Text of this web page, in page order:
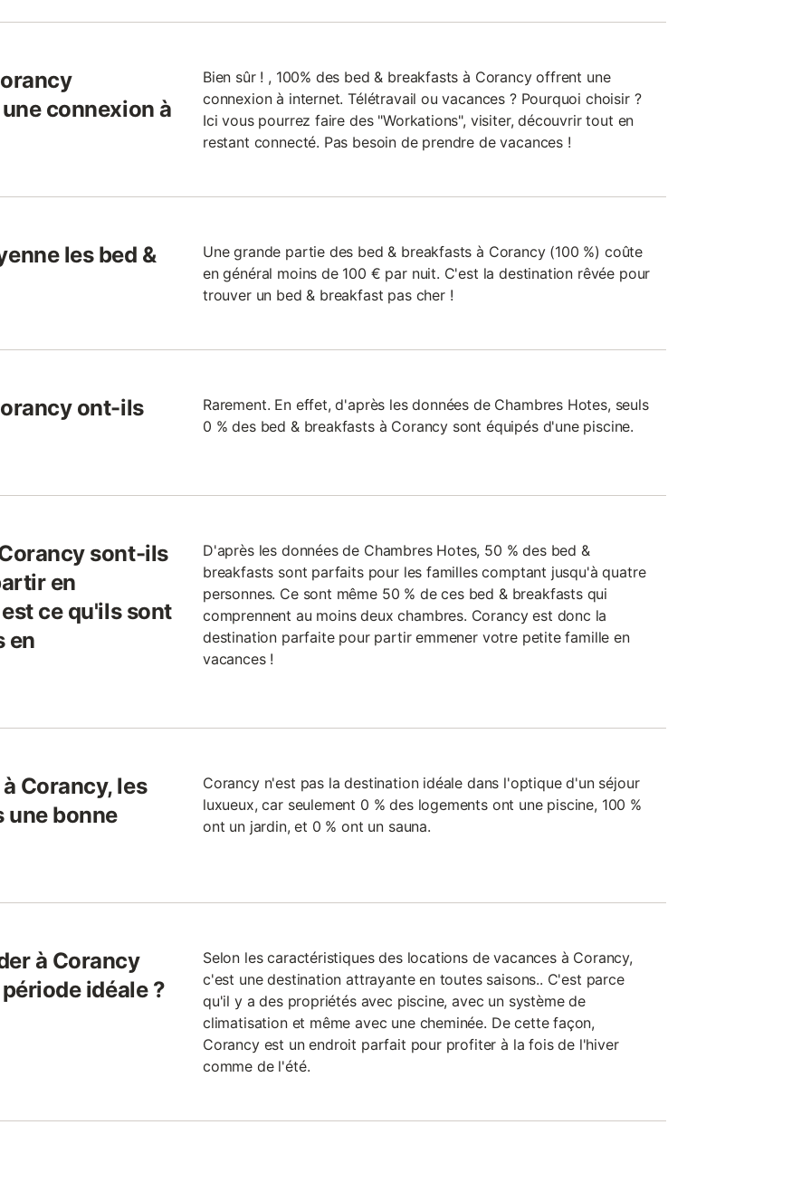
connexion à
Bien sûr ! , 100% des bed & breakfasts à Corancy offrent une
connexion à internet. Télétravail ou vacances ? Pourquoi choisir ?
Ici vous pourrez faire des "Workations", visiter, découvrir tout en
restant connecté. Pas besoin de prendre de vacances !
les bed &
Une grande partie des bed & breakfasts à Corancy (100 %) coûte
en général moins de 100 € par nuit. C'est la destination rêvée pour
trouver un bed & breakfast pas cher !
ont-ils
Rarement. En effet, d'après les données de Chambres Hotes, seuls
0 % des bed & breakfasts à Corancy sont équipés d'une piscine.
sont-ils
en
ce qu'ils sont
en
D'après les données de Chambres Hotes, 50 % des bed &
breakfasts sont parfaits pour les familles comptant jusqu'à quatre
personnes. Ce sont même 50 % de ces bed & breakfasts qui
comprennent au moins deux chambres. Corancy est donc la
destination parfaite pour partir emmener votre petite famille en
vacances !
Corancy, les
une bonne
Corancy n'est pas la destination idéale dans l'optique d'un séjour
luxueux, car seulement 0 % des logements ont une piscine, 100 %
ont un jardin, et 0 % ont un sauna.
à Corancy
idéale ?
Selon les caractéristiques des locations de vacances à Corancy,
c'est une destination attrayante en toutes saisons.. C'est parce
qu'il y a des propriétés avec piscine, avec un système de
climatisation et même avec une cheminée. De cette façon,
Corancy est un endroit parfait pour profiter à la fois de l'hiver
comme de l'été.